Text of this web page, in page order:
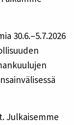
30.6.–5.7.2026
Julkaisemme